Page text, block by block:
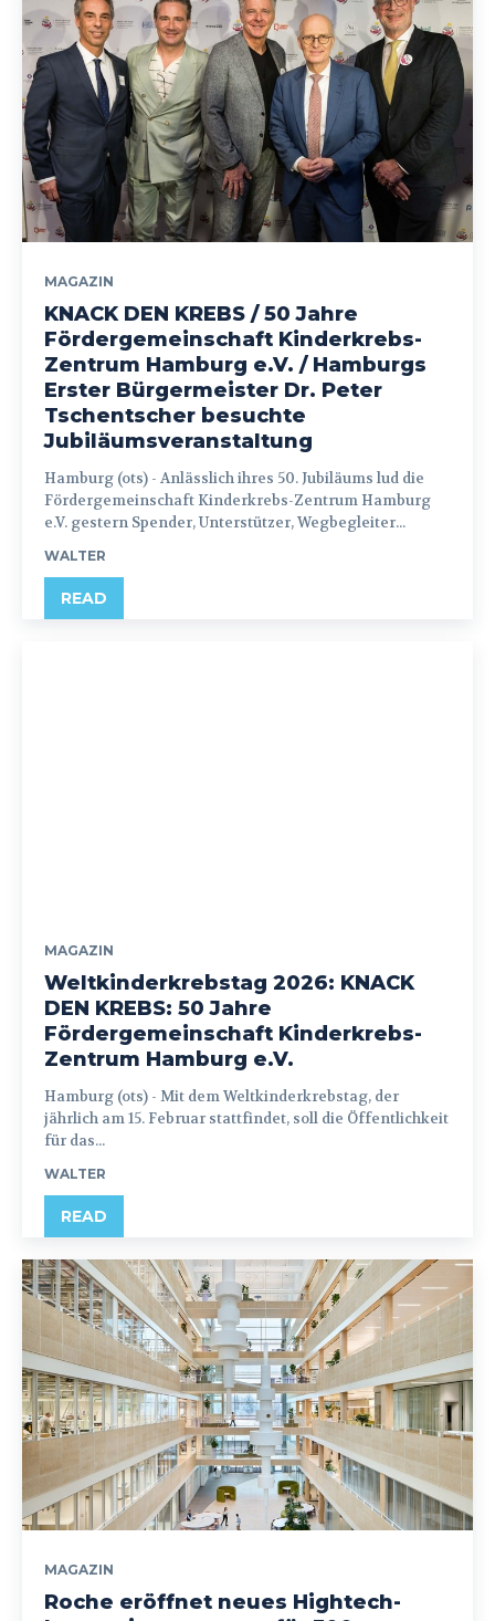
MAGAZIN
KNACK DEN KREBS / 50 Jahre
Fördergemeinschaft Kinderkrebs-
Zentrum Hamburg e.V. / Hamburgs
Erster Bürgermeister Dr. Peter
Tschentscher besuchte
Jubiläumsveranstaltung
Hamburg (ots) - Anlässlich ihres 50. Jubiläums lud die
Fördergemeinschaft Kinderkrebs-Zentrum Hamburg
e.V. gestern Spender, Unterstützer, Wegbegleiter...
WALTER
READ
MAGAZIN
Weltkinderkrebstag 2026: KNACK
DEN KREBS: 50 Jahre
Fördergemeinschaft Kinderkrebs-
Zentrum Hamburg e.V.
Hamburg (ots) - Mit dem Weltkinderkrebstag, der
jährlich am 15. Februar stattfindet, soll die Öffentlichkeit
für das...
WALTER
READ
MAGAZIN
Roche eröffnet neues Hightech-